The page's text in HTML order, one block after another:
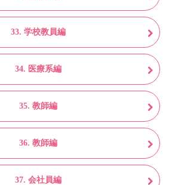
33. 学校教員編
34. 医療系編
35. 教師編
36. 教師編
37. 会社員編